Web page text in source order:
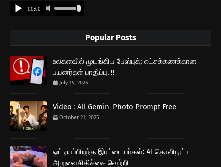
Popular Posts
உலகளவில் முடங்கிய பேஸ்புக்; லட்சக்கணக்கான
பயனர்கள் பாதிப்பு.!!!
July 19, 2026
Video : All Gemini Photo Prompt Free
October 21, 2025
ஒட்டியப்பிறந்த இரட்டையர்கள்: AI தொலிநுட்ப
அறுவைசிகிச்சை வெற்றி